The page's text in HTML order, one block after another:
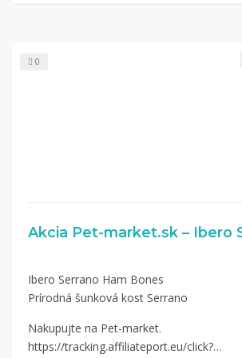
0
Ibero Serrano Ham Bones
Prírodná šunková kost Serrano
Nakupujte na Pet-market.
https://tracking.affiliateport.eu/click?